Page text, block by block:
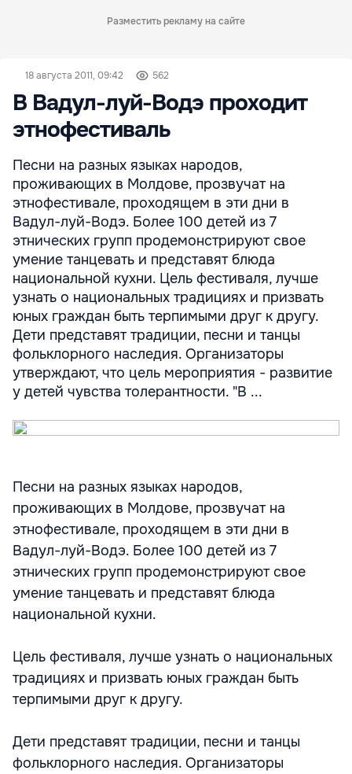
Разместить рекламу на сайте
18 августа 2011, 09:42 562
В Вадул-луй-Водэ проходит
этнофестиваль
Песни на разных языках народов,
проживающих в Молдове, прозвучат на
этнофестивале, проходящем в эти дни в
Вадул-луй-Водэ. Более 100 детей из 7
этнических групп продемонстрируют свое
умение танцевать и представят блюда
национальной кухни. Цель фестиваля, лучше
узнать о национальных традициях и призвать
юных граждан быть терпимыми друг к другу.
Дети представят традиции, песни и танцы
фольклорного наследия. Организаторы
утверждают, что цель мероприятия - развитие
у детей чувства толерантности. "В ...
Песни на разных языках народов,
проживающих в Молдове, прозвучат на
этнофестивале, проходящем в эти дни в
Вадул-луй-Водэ. Более 100 детей из 7
этнических групп продемонстрируют свое
умение танцевать и представят блюда
национальной кухни.
Цель фестиваля, лучше узнать о национальных
традициях и призвать юных граждан быть
терпимыми друг к другу.
Дети представят традиции, песни и танцы
фольклорного наследия. Организаторы